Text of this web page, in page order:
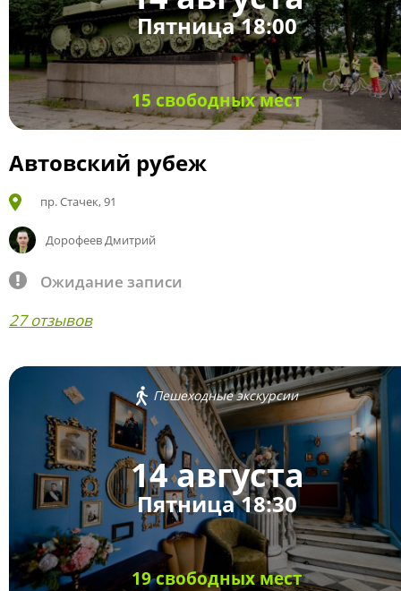
Пятница 18:00
15 свободных мест
Автовский рубеж
пр. Стачек, 91
Дорофеев Дмитрий
Ожидание записи
27 отзывов
Пешеходные экскурсии
14 августа
Пятница 18:30
19 свободных мест